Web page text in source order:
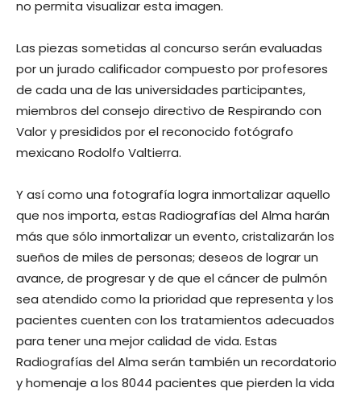
no permita visualizar esta imagen.
Las piezas sometidas al concurso serán evaluadas
por un jurado calificador compuesto por profesores
de cada una de las universidades participantes,
miembros del consejo directivo de Respirando con
Valor y presididos por el reconocido fotógrafo
mexicano Rodolfo Valtierra.
Y así como una fotografía logra inmortalizar aquello
que nos importa, estas Radiografías del Alma harán
más que sólo inmortalizar un evento, cristalizarán los
sueños de miles de personas; deseos de lograr un
avance, de progresar y de que el cáncer de pulmón
sea atendido como la prioridad que representa y los
pacientes cuenten con los tratamientos adecuados
para tener una mejor calidad de vida. Estas
Radiografías del Alma serán también un recordatorio
y homenaje a los 8044 pacientes que pierden la vida